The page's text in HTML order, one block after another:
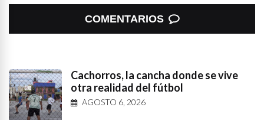
COMENTARIOS
Cachorros, la cancha donde se vive
otra realidad del fútbol
AGOSTO 6, 2026